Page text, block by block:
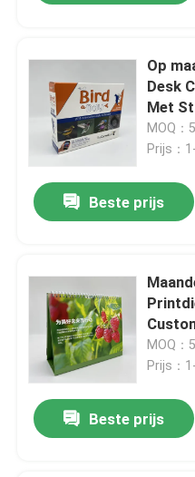
Op
Desk
Met
MOQ
Prijs：
Beste prijs
MOQ
Prijs：
Beste prijs